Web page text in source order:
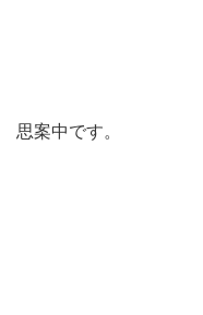
思案中です。